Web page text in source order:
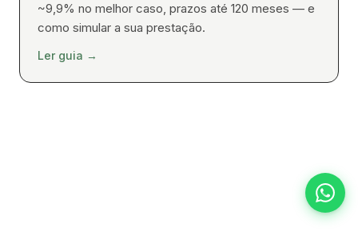
~9,9% no melhor caso, prazos até 120 meses — e
como simular a sua prestação.
Ler guia →